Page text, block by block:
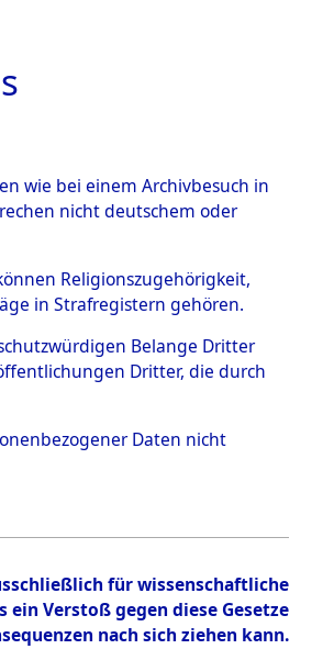
LIDIA
wie bei einem Archivbesuch in
nicht deutschem oder
Religionszugehörigkeit,
in Strafregistern gehören.
Belange Dritter
Dritter, die durch
Daten nicht
für wissenschaftliche
Verstoß gegen diese Gesetze
nach sich ziehen kann.